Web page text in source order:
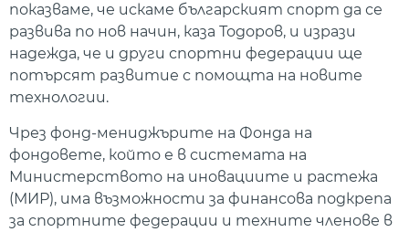
показваме, че искаме българският спорт да се
развива по нов начин, каза Тодоров, и изрази
надежда, че и други спортни федерации ще
потърсят развитие с помощта на новите
технологии.
Чрез фонд-мениджърите на Фонда на
фондовете, който е в системата на
Министерството на иновациите и растежа
(МИР), има възможности за финансова подкрепа
за спортните федерации и техните членове в